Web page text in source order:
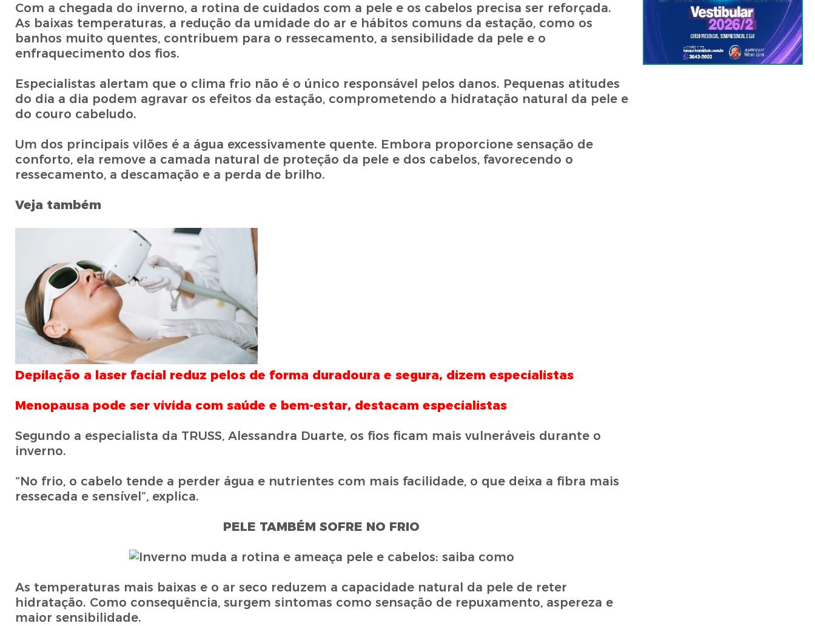
Com a chegada do inverno, a rotina de cuidados com a pele e os cabelos precisa ser reforçada.
As baixas temperaturas, a redução da umidade do ar e hábitos comuns da estação, como os
banhos muito quentes, contribuem para o ressecamento, a sensibilidade da pele e o
enfraquecimento dos fios.
Especialistas alertam que o clima frio não é o único responsável pelos danos. Pequenas atitudes
do dia a dia podem agravar os efeitos da estação, comprometendo a hidratação natural da pele e
do couro cabeludo.
Um dos principais vilões é a água excessivamente quente. Embora proporcione sensação de
conforto, ela remove a camada natural de proteção da pele e dos cabelos, favorecendo o
ressecamento, a descamação e a perda de brilho.
Veja também
Depilação a laser facial reduz pelos de forma duradoura e segura, dizem especialistas
Menopausa pode ser vivida com saúde e bem-estar, destacam especialistas
Segundo a especialista da TRUSS, Alessandra Duarte, os fios ficam mais vulneráveis durante o
inverno.
“No frio, o cabelo tende a perder água e nutrientes com mais facilidade, o que deixa a fibra mais
ressecada e sensível”, explica.
PELE TAMBÉM SOFRE NO FRIO
As temperaturas mais baixas e o ar seco reduzem a capacidade natural da pele de reter
hidratação. Como consequência, surgem sintomas como sensação de repuxamento, aspereza e
maior sensibilidade.